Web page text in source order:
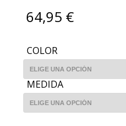
64,95 €
COLOR
MEDIDA